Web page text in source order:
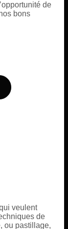
de
bons
veulent
de
ou pastillage,